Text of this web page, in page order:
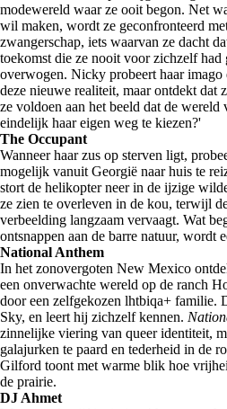
modewereld waar ze ooit begon. Net
wil maken, wordt ze geconfronteerd
zwangerschap, iets waarvan ze dacht
toekomst die ze nooit voor zichzelf
overwogen. Nicky probeert haar imago
deze nieuwe realiteit, maar ontdekt dat
ze voldoen aan het beeld dat de
eindelijk haar eigen weg te kiezen?'
The Occupant
Wanneer haar zus op sterven ligt,
mogelijk vanuit Georgië naar huis te
stort de helikopter neer in de ijzige
ze zien te overleven in de kou, terwijl
verbeelding langzaam vervaagt. Wat
ontsnappen aan de barre natuur, wordt
National Anthem
In het zonovergoten New Mexico
een onverwachte wereld op de ranch
door een zelfgekozen lhtbiqa+ familie.
Sky, en leert hij zichzelf kennen.
zinnelijke viering van queer identiteit,
galajurken te paard en tederheid in de
Gilford toont met warme blik hoe
de prairie.
DJ Ahmet